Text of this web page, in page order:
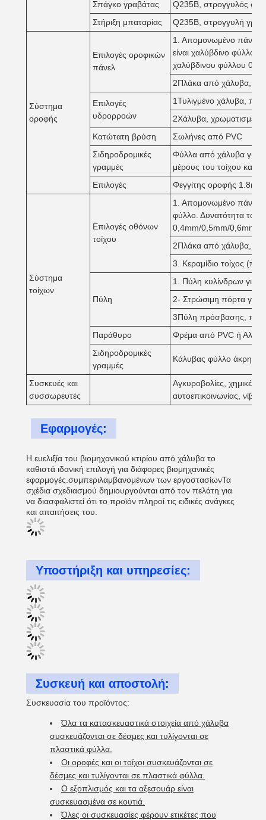
Σπάγκο γραβάτας
Q235B, στρογγυλός
Στήριξη μπαταρίας
Q235B, στρογγυλή
Σύστημα
οροφής
Επιλογές οροφικών
πάνελ
1. Απομονωμένο πάνελ
είναι χαλύβδινο
χαλύβδινου φύλλου
2Πλάκα από χάλυβα,
Επιλογές
υδρορροών
1Τυλιγμένο χάλυβα,
2Χάλυβα,
Κατώτατη βρύση
Σωλήνες από PVC
Σιδηροδρομικές
γραμμές
Φύλλα από χάλυβα για
μέρους του τοίχου και
Επιλογές
Φεγγίτης οροφής 1.8mm
Σύστημα
τοίχων
Επιλογές οθόνων
τοίχου
1. Απομονωμένο πάνελ
φύλλο. Δυνατότητα του
0,4mm/0,5mm/0,6mm
2Πλάκα από χάλυβα,
3. Κεραμίδιο τοίχος
Πύλη
1. Πύλη κυλίνδρων για
2- Στρώσιμη πόρτα για
3Πύλη πρόσβασης,
Παράθυρο
Φρέμα από PVC ή
Σιδηροδρομικές
γραμμές
Κάλυβας φύλλο άκρη
Συσκευές και
συσσωρευτές
Αγκυροβολίες, χημικές
αυτοεπικοινωνίας, νίβτο
Εφαρμογές:
Η ευελιξία του βιομηχανικού κτιρίου από χάλυβα το
καθιστά ιδανική επιλογή για διάφορες βιομηχανικές
εφαρμογές.συμπεριλαμβανομένων των εργοστασίωνΤα
σχέδια σχεδιασμού δημιουργούνται από τον πελάτη για
να διασφαλιστεί ότι το προϊόν πληροί τις ειδικές ανάγκες
και απαιτήσεις του.
Υποστήριξη και υπηρεσίες:
Συσκευή και αποστολή:
Συσκευασία του προϊόντος:
Όλα τα κατασκευαστικά στοιχεία από χάλυβα
συσκευάζονται σε δέσμες και τυλίγονται σε
πλαστικά φύλλα.
Οι οροφές και οι τοίχοι συσκευάζονται σε
δέσμες και τυλίγονται σε πλαστικά φύλλα.
Ο εξοπλισμός και τα αξεσουάρ είναι
συσκευασμένα σε κουτιά.
Όλες οι συσκευασίες φέρουν ετικέτες που